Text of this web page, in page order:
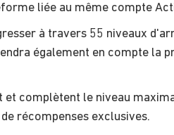
liée au même compte
à travers 55 niveaux
également en compte la
complètent le niveau
récompenses exclusives.